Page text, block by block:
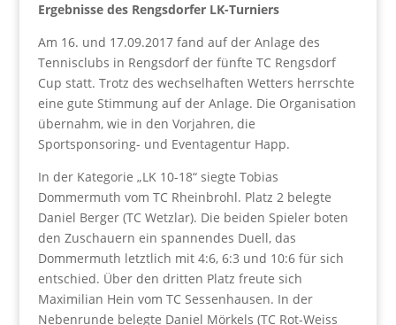
Ergebnisse des Rengsdorfer LK-Turniers
Am 16. und 17.09.2017 fand auf der Anlage des
Tennisclubs in Rengsdorf der fünfte TC Rengsdorf
Cup statt. Trotz des wechselhaften Wetters herrschte
eine gute Stimmung auf der Anlage. Die Organisation
übernahm, wie in den Vorjahren, die
Sportsponsoring- und Eventagentur Happ.
In der Kategorie „LK 10-18“ siegte Tobias
Dommermuth vom TC Rheinbrohl. Platz 2 belegte
Daniel Berger (TC Wetzlar). Die beiden Spieler boten
den Zuschauern ein spannendes Duell, das
Dommermuth letztlich mit 4:6, 6:3 und 10:6 für sich
entschied. Über den dritten Platz freute sich
Maximilian Hein vom TC Sessenhausen. In der
Nebenrunde belegte Daniel Mörkels (TC Rot-Weiss